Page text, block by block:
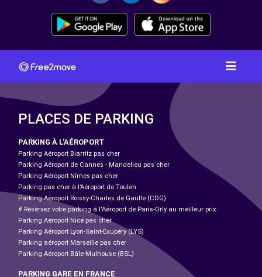
PLACES DE PARKING
PARKING À L'AÉROPORT
Parking Aéroport Biarritz pas cher
Parking Aéroport de Cannes - Mandelieu pas cher
Parking Aéroport Nîmes pas cher
Parking pas cher à l’Aéroport de Toulon
Parking Aéroport Roissy-Charles de Gaulle (CDG)
# Réservez votre parking à l'Aéroport de Paris-Orly au meilleur prix.
Parking Aéroport Nice pas cher
Parking Aéroport Lyon-Saint-Exupéry (LYS)
Parking aéroport Marseille pas cher
Parking Aéroport Bâle-Mulhouse (BSL)
PARKING GARE EN FRANCE